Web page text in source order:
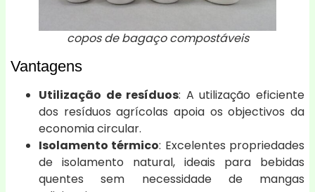
copos de bagaço compostáveis
Vantagens
Utilização de resíduos: A utilização eficiente
dos resíduos agrícolas apoia os objectivos da
economia circular.
Isolamento térmico: Excelentes propriedades
de isolamento natural, ideais para bebidas
quentes sem necessidade de mangas